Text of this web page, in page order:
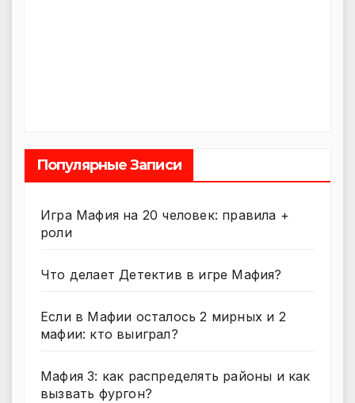
Популярные Записи
Игра Мафия на 20 человек: правила +
роли
Что делает Детектив в игре Мафия?
Если в Мафии осталось 2 мирных и 2
мафии: кто выиграл?
Мафия 3: как распределять районы и как
вызвать фургон?